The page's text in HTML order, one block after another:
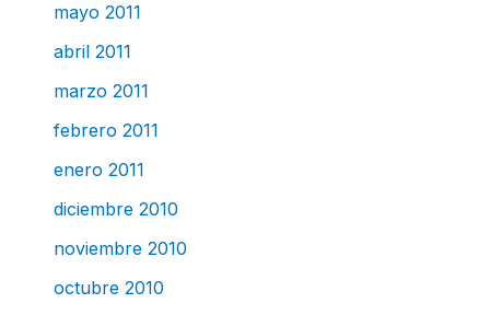
mayo 2011
abril 2011
marzo 2011
febrero 2011
enero 2011
diciembre 2010
noviembre 2010
octubre 2010